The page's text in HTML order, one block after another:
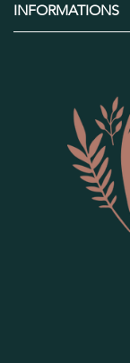
INFORMATIONS